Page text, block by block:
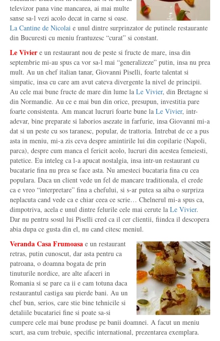
televizor pana vine mancarea, ai mai multe
sanse sa-l vezi acolo decat in carne si oase.
La Cantine de Nicolai e unul dintre surprinzator de putinele restaurante
din Bucuresti cu meniu frantuzesc “curat” si constant.
Le Vivier e un restaurant nou de peste si fructe de mare, insa din
septembrie mi-au spus ca vor sa-l mai “generalizeze” putin, insa nu prea
mult. Au un chef italian tanar, Giovanni Piselli, foarte talentat si
simpatic, insa cu care am avut cateva divergente la nivel de principii.
Au cele mai bune fructe de mare din lume la Le Vivier, din Bretagne si
din Normandie. Au ce e mai bun din orice, presupun, investitia pare
foarte consistenta. Am mancat lucruri foarte bune la Le Vivier, intr-
adevar, bine preparate si laborios asezate in farfurie, insa Giovanni mi-a
dat si un peste cu sos taranesc, popular, de trattoria. Intrebat de ce a pus
asta in meniu, mi-a zis ceva despre amintirile lui din copilarie (Napoli,
parca), despre cum manca el fericit acolo, lucruri din acestea femeiesti,
patetice. Eu inteleg ca l-a apucat nostalgia, insa intr-un restaurant cu
bucatarie fina nu prea se face asta. Nu amesteci bucataria fina cu cea
populara. Daca un client vede un fel de mancare traditionala, el crede
ca e vreo “interpretare” fina a chefului, si s-ar putea sa aiba o surpriza
neplacuta cand vede ca e chiar ceea ce scrie… Chelnerul mi-a spus ca,
dimpotriva, acela e unul dintre felurile cele mai cerute la Le Vivier.
Dar nu pentru sosul lui Piselli cred ca il cer clientii, fiindca il descopera
abia dupa ce gusta din el, nu cand citesc meniul.
Veranda Casa Frumoasa e un restaurant
retras, putin cunoscut, dar asta pentru ca
patroana, o doamna bogata de prin
tinuturile nordice, are alte afaceri in
Romania si se pare ca ii e cam totuna daca
restaurantul castiga sau pierde bani. Au un
chef bun, serios, care stie bine tehnicile si
detaliile bucatariei fine si poate sa-si
cumpere cele mai bune produse pe banii doamnei. A facut un meniu
scurt, asa cum trebuie, specific international, prezentarea exemplara.